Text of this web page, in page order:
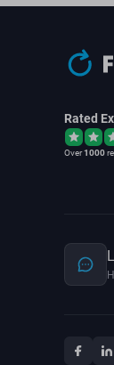
Rated
Over1000